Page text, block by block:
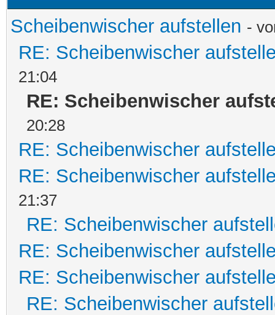
Scheibenwischer aufstellen -
RE: Scheibenwischer
21:04
RE: Scheibenwischer
20:28
RE: Scheibenwischer
RE: Scheibenwischer
21:37
RE: Scheibenwischer
RE: Scheibenwischer
RE: Scheibenwischer
RE: Scheibenwischer